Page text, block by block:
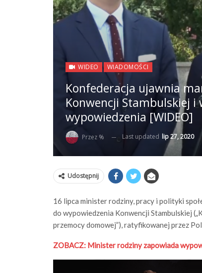
WIDEO WIADOMOŚCI
Konfederacja ujawnia
Konwencji Stambulskiej
wypowiedzenia [WIDEO]
Przez % Last updated lip 27, 2020
Udostępnij
16 lipca minister rodziny, pracy i polityki
do wypowiedzenia Konwencji Stambulskiej
przemocy domowej”), ratyfikowanej przez
ZOBACZ: Minister rodziny zapowiada